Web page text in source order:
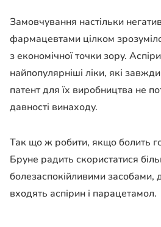
Замовчування настільки
фармацевтами цілком
з економічної точки зору.
найпопулярніші ліки, які
патент для їх виробництва не
давності винаходу.
Так що ж робити, якщо болить
Бруне радить скористатися
болезаспокійливими засобами,
входять аспірин і парацетамол.